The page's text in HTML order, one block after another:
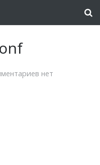
нет